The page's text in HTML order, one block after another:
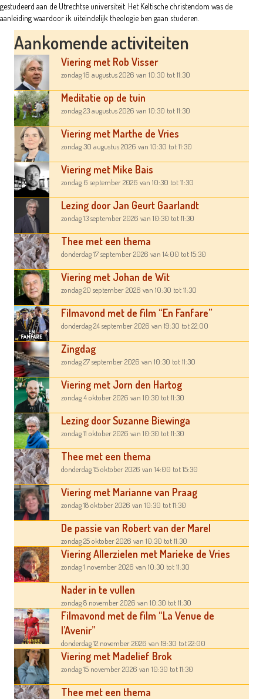
gestudeerd aan de Utrechtse universiteit. Het Keltische christendom was de
aanleiding waardoor ik uiteindelijk theologie ben gaan studeren.
Aankomende activiteiten
Viering met Rob Visser
zondag 16 augustus 2026 van 10:30 tot 11:30
Meditatie op de tuin
zondag 23 augustus 2026 van 10:30 tot 11:30
Viering met Marthe de Vries
zondag 30 augustus 2026 van 10:30 tot 11:30
Viering met Mike Bais
zondag 6 september 2026 van 10:30 tot 11:30
Lezing door Jan Geurt Gaarlandt
zondag 13 september 2026 van 10:30 tot 11:30
Thee met een thema
donderdag 17 september 2026 van 14:00 tot 15:30
Viering met Johan de Wit
zondag 20 september 2026 van 10:30 tot 11:30
Filmavond met de film “En Fanfare”
donderdag 24 september 2026 van 19:30 tot 22:00
Zingdag
zondag 27 september 2026 van 10:30 tot 11:30
Viering met Jorn den Hartog
zondag 4 oktober 2026 van 10:30 tot 11:30
Lezing door Suzanne Biewinga
zondag 11 oktober 2026 van 10:30 tot 11:30
Thee met een thema
donderdag 15 oktober 2026 van 14:00 tot 15:30
Viering met Marianne van Praag
zondag 18 oktober 2026 van 10:30 tot 11:30
De passie van Robert van der Marel
zondag 25 oktober 2026 van 10:30 tot 11:30
Viering Allerzielen met Marieke de Vries
zondag 1 november 2026 van 10:30 tot 11:30
Nader in te vullen
zondag 8 november 2026 van 10:30 tot 11:30
Filmavond met de film “La Venue de
l’Avenir”
donderdag 12 november 2026 van 19:30 tot 22:00
Viering met Madelief Brok
zondag 15 november 2026 van 10:30 tot 11:30
Thee met een thema